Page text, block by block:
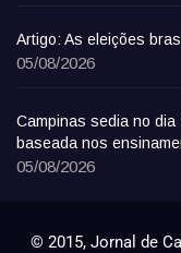
Artigo: As eleições
05/08/2026
Campinas sedia no
baseada nos
05/08/2026
© 2015, Jornal de